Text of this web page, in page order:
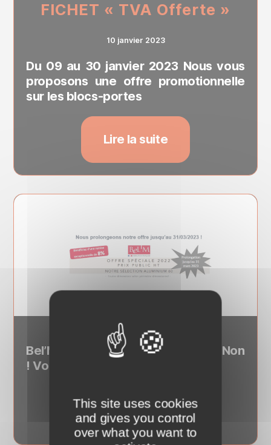
FICHET « TVA Offerte »
10 janvier 2023
Du 09 au 30 janvier 2023 Nous vous
proposons une offre promotionnelle
sur les blocs-portes
Lire la suite
3 janvier 2023
Bel’M – Remise de 8% prolongée ! Non
! Vous ne rêvez pas ! Bel’M
Lire la suite
This site uses cookies
and gives you control
over what you want to